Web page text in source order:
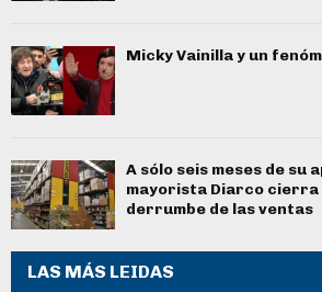
Micky Vainilla y un
A sólo seis meses de su
mayorista Diarco
derrumbe de las ventas
LAS MÁS LEIDAS